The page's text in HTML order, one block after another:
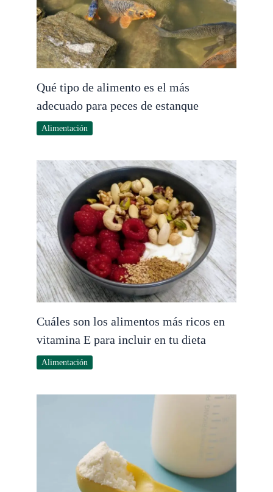
Qué tipo de alimento es el más
adecuado para peces de estanque
Alimentación
Cuáles son los alimentos más ricos en
vitamina E para incluir en tu dieta
Alimentación